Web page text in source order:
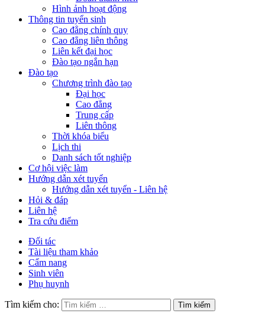
Hình ảnh hoạt động
Thông tin tuyển sinh
Cao đẳng chính quy
Cao đẳng liên thông
Liên kết đại học
Đào tạo ngắn hạn
Đào tạo
Chương trình đào tạo
Đại học
Cao đẳng
Trung cấp
Liên thông
Thời khóa biểu
Lịch thi
Danh sách tốt nghiệp
Cơ hội việc làm
Hướng dẫn xét tuyển
Hướng dẫn xét tuyển - Liên hệ
Hỏi & đáp
Liên hệ
Tra cứu điểm
Đối tác
Tài liệu tham khảo
Cẩm nang
Sinh viên
Phụ huynh
Tìm kiếm cho: